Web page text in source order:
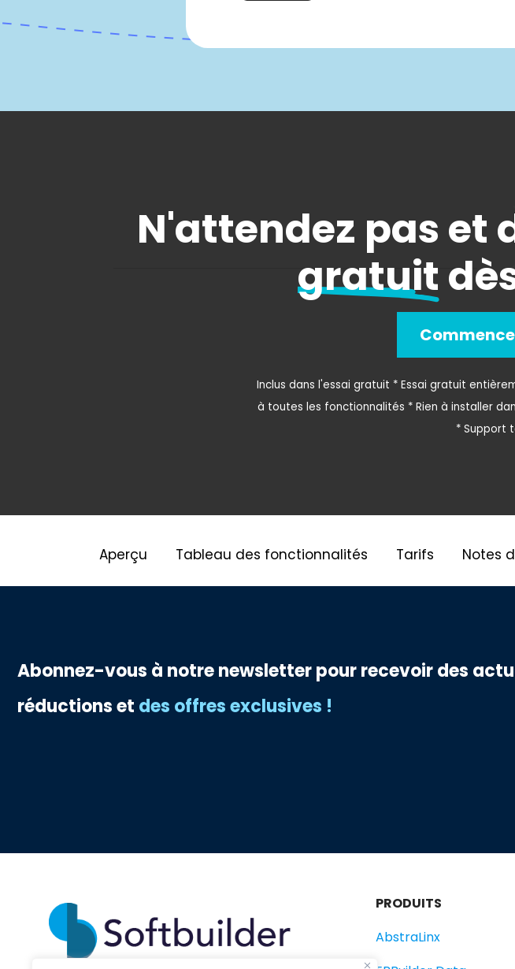
N'attendez pas et
gratuit
Inclus dans l'essai gratuit * Essai gratuit
à toutes les fonctionnalités * Rien à installer
* Support
Aperçu Tableau des fonctionnalités Tarifs Notes
Abonnez-vous à notre newsletter pour recevoir des
réductions et des offres exclusives !
PRODUITS
AbstraLinx